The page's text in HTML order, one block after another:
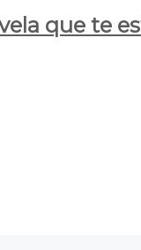
que te